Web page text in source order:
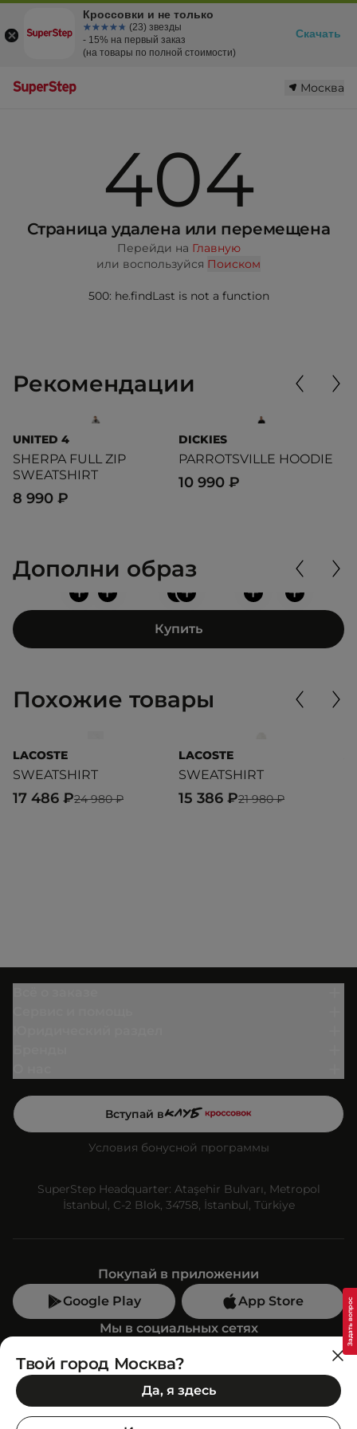
Москва
404
Страница удалена или перемещена
Перейди на Главную
или воспользуйся Поиском
500: he.findLast is not a function
Рекомендации
UNITED 4
SHERPA FULL ZIP
SWEATSHIRT
8 990 ₽
DICKIES
PARROTSVILLE HOODIE
10 990 ₽
Дополни образ
+
+
+ + +
+
Купить
Похожие товары
LACOSTE
SWEATSHIRT
24 980 ₽
17 486 ₽
LACOSTE
SWEATSHIRT
21 980 ₽
15 386 ₽
Вступай в
Условия бонусной программы
SuperStep Headquarter: Ataşehir Bulvarı, Metropol
İstanbul, C-2 Blok, 34758, İstanbul, Türkiye
Покупай в приложении
Google Play
App Store
Мы в социальных сетях
Позвони нам
+7 (499) 350-55-33
C 10:00 до 19:00
Твой город Москва?
Да, я здесь
Кроссовки и не только
☆☆☆☆☆
★★★★★ (23) звезды
- 15% на первый заказ
(на товары по полной стоимости)
Скачать